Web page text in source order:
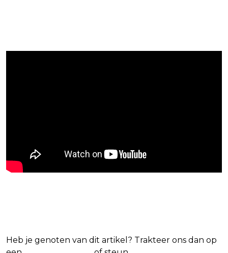
Heb je genoten van dit artikel? Trakteer ons dan op